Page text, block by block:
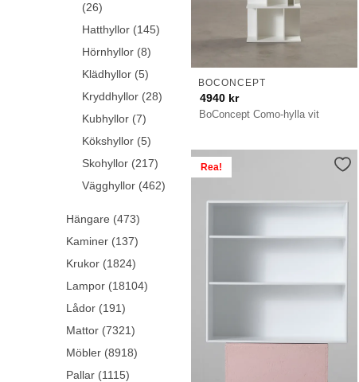
BoConcept Como-hylla vit
BOCONCEPT
4940 kr
Rea!
(26)
Hatthyllor (145)
Hörnhyllor (8)
Klädhyllor (5)
Kryddhyllor (28)
Kubhyllor (7)
Kökshyllor (5)
Skohyllor (217)
Vägghyllor (462)
Hängare (473)
Kaminer (137)
Krukor (1824)
Lampor (18104)
Lådor (191)
Mattor (7321)
Möbler (8918)
Pallar (1115)